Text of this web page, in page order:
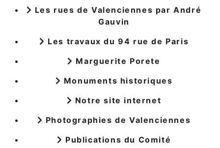
Les rues de Valenciennes par André
Gauvin
Les travaux du 94 rue de Paris
Marguerite Porete
Monuments historiques
Notre site internet
Photographies de Valenciennes
Publications du Comité